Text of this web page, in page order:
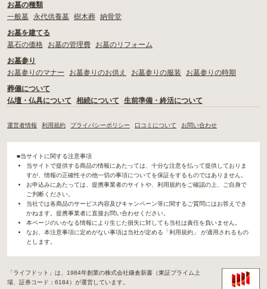
お墓の種類
一般墓
永代供養墓 樹木葬 納骨堂
お墓を建てる
墓石の価格
お墓の管理費
お墓のリフォーム
お墓参り
お墓参りのマナー
お墓参りのお供え お墓参りの服装
お墓参りの時期
葬儀について
仏壇・仏具について
相続について 生前準備・終活について
運営者情報 利用規約 プライバシーポリシー 口コミについて お問い合わせ
■当サイトに関する注意事項
当サイトで提供する商品の情報にあたっては、十分な注意を払って提供しておりま
すが、情報の正確性その他一切の事項についてを保証をするものではありません。
お申込みにあたっては、提携事業者のサイトや、利用規約をご確認の上、ご自身で
ご判断ください。
当社では各商品のサービス内容及びキャンペーン等に関するご質問にはお答えでき
かねます。提携事業者に直接お問い合わせください。
本ページのいかなる情報により生じた損失に対しても当社は責任を負いません。
なお、本注意事項に定めがない事項は当社が定める「利用規約」 が適用されるもの
とします。
「ライフドット」は、1984年創業の株式会社鎌倉新書（東証プライム上
場、証券コード：6184）が運営しています。